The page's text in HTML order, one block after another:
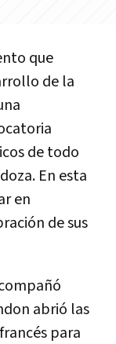
que
de la
de todo
En esta
en
de sus
abrió las
para